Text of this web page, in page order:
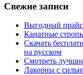
Свежие записи
Выгодный
Канатные
Скачать
на русском
Смотреть
Лакорны с